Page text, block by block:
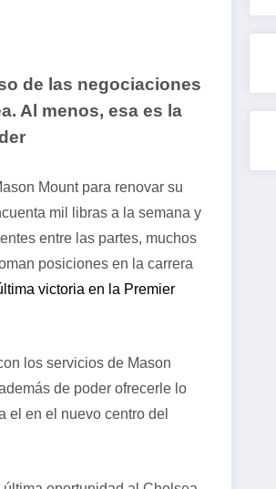
de las negociaciones
Al menos, esa es la
Mount para renovar su
mil libras a la semana y
entre las partes, muchos
posiciones en la carrera
victoria en la Premier
los servicios de Mason
de poder ofrecerle lo
el en el nuevo centro del